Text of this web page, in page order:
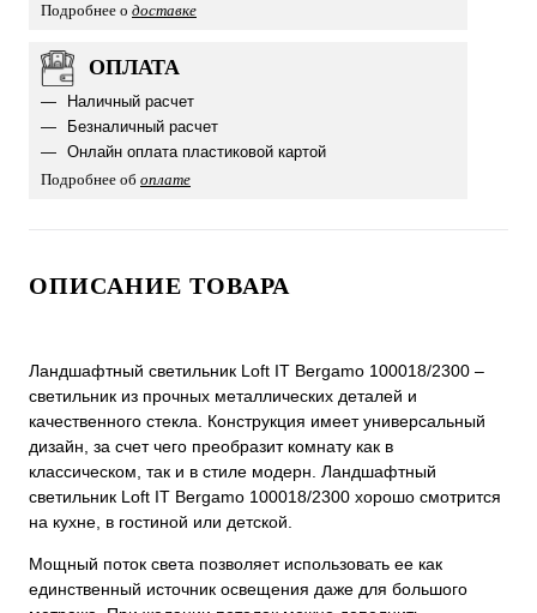
Подробнее о доставке
ОПЛАТА
Наличный расчет
Безналичный расчет
Онлайн оплата пластиковой картой
Подробнее об оплате
ОПИСАНИЕ ТОВАРА
Ландшафтный светильник Loft IT Bergamo 100018/2300 –
светильник из прочных металлических деталей и
качественного стекла. Конструкция имеет универсальный
дизайн, за счет чего преобразит комнату как в
классическом, так и в стиле модерн. Ландшафтный
светильник Loft IT Bergamo 100018/2300 хорошо смотрится
на кухне, в гостиной или детской.
Мощный поток света позволяет использовать ее как
единственный источник освещения даже для большого